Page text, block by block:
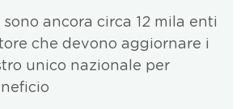
sono ancora circa 12 mila enti
che devono aggiornare i
unico nazionale per